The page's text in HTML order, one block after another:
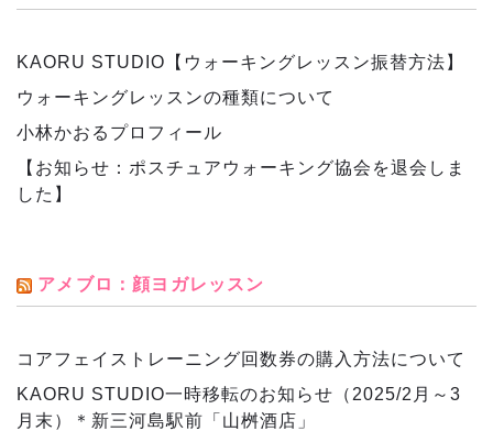
KAORU STUDIO【ウォーキングレッスン振替方法】
ウォーキングレッスンの種類について
小林かおるプロフィール
【お知らせ：ポスチュアウォーキング協会を退会しま
した】
アメブロ：顔ヨガレッスン
コアフェイストレーニング回数券の購入方法について
KAORU STUDIO一時移転のお知らせ（2025/2月～3
月末）＊新三河島駅前「山桝酒店」